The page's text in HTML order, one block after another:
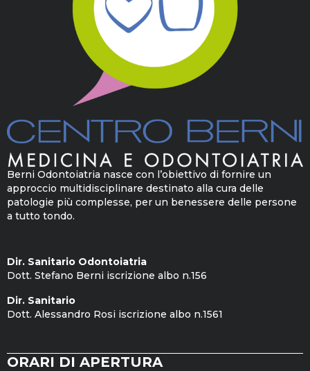
Berni Odontoiatria nasce con l’obiettivo di fornire un
approccio multidisciplinare destinato alla cura delle
patologie più complesse, per un benessere delle persone
a tutto tondo.
Dir. Sanitario Odontoiatria
Dott. Stefano Berni iscrizione albo n.156
Dir. Sanitario
Dott. Alessandro Rosi iscrizione albo n.1561
ORARI DI APERTURA